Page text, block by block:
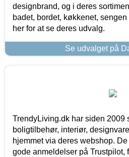
designbrand, og i deres
badet, bordet, køkkenet,
her for at se deres udvalg.
Se udvalget på
TrendyLiving.dk har siden 2009
boligtilbehør, interiør,
hjemmet via deres webshop.
gode anmeldelser på Trustpilot,